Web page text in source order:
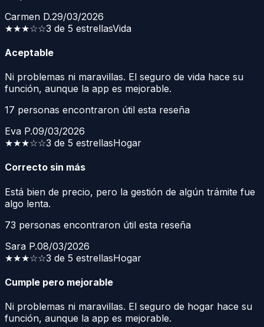
Carmen D.29/03/2026
★★★☆☆3 de 5 estrellasVida
Aceptable
Ni problemas ni maravillas. El seguro de vida hace su
función, aunque la app es mejorable.
17 personas encontraron útil esta reseña
Eva P.09/03/2026
★★★☆☆3 de 5 estrellasHogar
Correcto sin más
Está bien de precio, pero la gestión de algún trámite fue
algo lenta.
73 personas encontraron útil esta reseña
Sara P.08/03/2026
★★★☆☆3 de 5 estrellasHogar
Cumple pero mejorable
Ni problemas ni maravillas. El seguro de hogar hace su
función, aunque la app es mejorable.